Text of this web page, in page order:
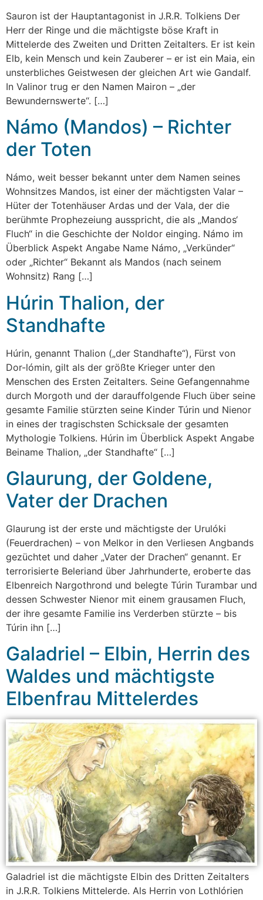
Sauron ist der Hauptantagonist in J.R.R. Tolkiens Der
Herr der Ringe und die mächtigste böse Kraft in
Mittelerde des Zweiten und Dritten Zeitalters. Er ist kein
Elb, kein Mensch und kein Zauberer – er ist ein Maia, ein
unsterbliches Geistwesen der gleichen Art wie Gandalf.
In Valinor trug er den Namen Mairon – „der
Bewundernswerte“. […]
Námo (Mandos) – Richter
der Toten
Námo, weit besser bekannt unter dem Namen seines
Wohnsitzes Mandos, ist einer der mächtigsten Valar –
Hüter der Totenhäuser Ardas und der Vala, der die
berühmte Prophezeiung ausspricht, die als „Mandos‘
Fluch“ in die Geschichte der Noldor einging. Námo im
Überblick Aspekt Angabe Name Námo, „Verkünder“
oder „Richter“ Bekannt als Mandos (nach seinem
Wohnsitz) Rang […]
Húrin Thalion, der
Standhafte
Húrin, genannt Thalion („der Standhafte“), Fürst von
Dor-lómin, gilt als der größte Krieger unter den
Menschen des Ersten Zeitalters. Seine Gefangennahme
durch Morgoth und der darauffolgende Fluch über seine
gesamte Familie stürzten seine Kinder Túrin und Nienor
in eines der tragischsten Schicksale der gesamten
Mythologie Tolkiens. Húrin im Überblick Aspekt Angabe
Beiname Thalion, „der Standhafte“ […]
Glaurung, der Goldene,
Vater der Drachen
Glaurung ist der erste und mächtigste der Urulóki
(Feuerdrachen) – von Melkor in den Verliesen Angbands
gezüchtet und daher „Vater der Drachen“ genannt. Er
terrorisierte Beleriand über Jahrhunderte, eroberte das
Elbenreich Nargothrond und belegte Túrin Turambar und
dessen Schwester Nienor mit einem grausamen Fluch,
der ihre gesamte Familie ins Verderben stürzte – bis
Túrin ihn […]
Galadriel – Elbin, Herrin des
Waldes und mächtigste
Elbenfrau Mittelerdes
Galadriel ist die mächtigste Elbin des Dritten Zeitalters
in J.R.R. Tolkiens Mittelerde. Als Herrin von Lothlórien